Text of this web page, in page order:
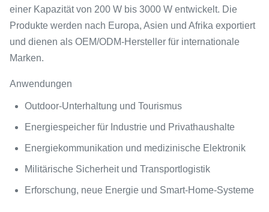
einer Kapazität von 200 W bis 3000 W entwickelt. Die
Produkte werden nach Europa, Asien und Afrika exportiert
und dienen als OEM/ODM-Hersteller für internationale
Marken.
Anwendungen
Outdoor-Unterhaltung und Tourismus
Energiespeicher für Industrie und Privathaushalte
Energiekommunikation und medizinische Elektronik
Militärische Sicherheit und Transportlogistik
Erforschung, neue Energie und Smart-Home-Systeme